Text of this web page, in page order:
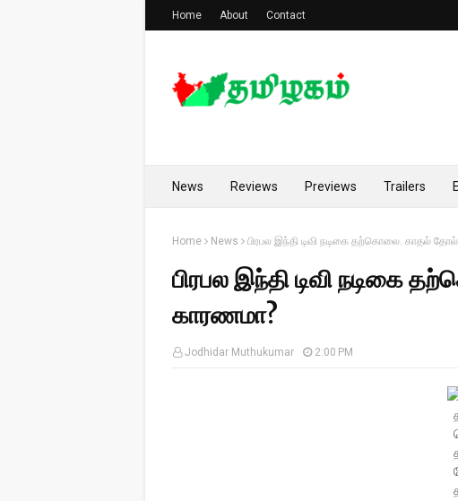
Home About Contact
News Reviews Previews Trailers
Home News பிரபல இந்தி டிவி நடிகை தற்கொலை. காதல்
பிரபல இந்தி டிவி நடிகை
காரணமா?
Jodhidar Muthukumar 2:00 PM